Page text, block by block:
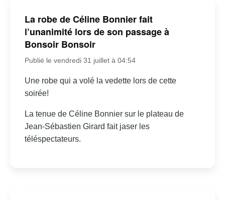
La robe de Céline Bonnier fait
l’unanimité lors de son passage à
Bonsoir Bonsoir
Publié le vendredi 31 juillet à 04:54
Une robe qui a volé la vedette lors de cette
soirée!
La tenue de Céline Bonnier sur le plateau de
Jean-Sébastien Girard fait jaser les
téléspectateurs.